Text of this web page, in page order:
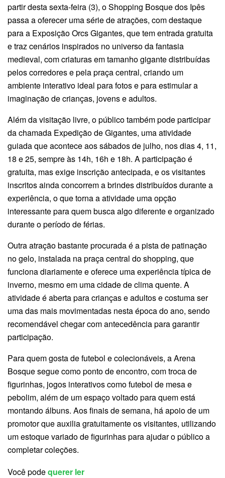
partir desta sexta-feira (3), o Shopping Bosque dos Ipês
passa a oferecer uma série de atrações, com destaque
para a Exposição Orcs Gigantes, que tem entrada gratuita
e traz cenários inspirados no universo da fantasia
medieval, com criaturas em tamanho gigante distribuídas
pelos corredores e pela praça central, criando um
ambiente interativo ideal para fotos e para estimular a
imaginação de crianças, jovens e adultos.
Além da visitação livre, o público também pode participar
da chamada Expedição de Gigantes, uma atividade
guiada que acontece aos sábados de julho, nos dias 4, 11,
18 e 25, sempre às 14h, 16h e 18h. A participação é
gratuita, mas exige inscrição antecipada, e os visitantes
inscritos ainda concorrem a brindes distribuídos durante a
experiência, o que torna a atividade uma opção
interessante para quem busca algo diferente e organizado
durante o período de férias.
Outra atração bastante procurada é a pista de patinação
no gelo, instalada na praça central do shopping, que
funciona diariamente e oferece uma experiência típica de
inverno, mesmo em uma cidade de clima quente. A
atividade é aberta para crianças e adultos e costuma ser
uma das mais movimentadas nesta época do ano, sendo
recomendável chegar com antecedência para garantir
participação.
Para quem gosta de futebol e colecionáveis, a Arena
Bosque segue como ponto de encontro, com troca de
figurinhas, jogos interativos como futebol de mesa e
pebolim, além de um espaço voltado para quem está
montando álbuns. Aos finais de semana, há apoio de um
promotor que auxilia gratuitamente os visitantes, utilizando
um estoque variado de figurinhas para ajudar o público a
completar coleções.
Você podequerer ler